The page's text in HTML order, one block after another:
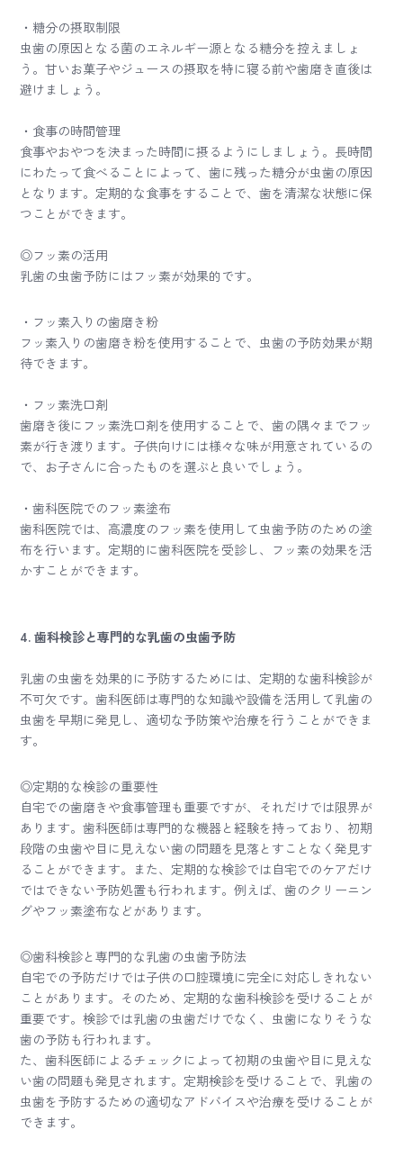
・糖分の摂取制限
虫歯の原因となる菌のエネルギー源となる糖分を控えましょ
う。甘いお菓子やジュースの摂取を特に寝る前や歯磨き直後は
避けましょう。
・食事の時間管理
食事やおやつを決まった時間に摂るようにしましょう。長時間
にわたって食べることによって、歯に残った糖分が虫歯の原因
となります。定期的な食事をすることで、歯を清潔な状態に保
つことができます。
◎フッ素の活用
乳歯の虫歯予防にはフッ素が効果的です。
・フッ素入りの歯磨き粉
フッ素入りの歯磨き粉を使用することで、虫歯の予防効果が期
待できます。
・フッ素洗口剤
歯磨き後にフッ素洗口剤を使用することで、歯の隅々までフッ
素が行き渡ります。子供向けには様々な味が用意されているの
で、お子さんに合ったものを選ぶと良いでしょう。
・歯科医院でのフッ素塗布
歯科医院では、高濃度のフッ素を使用して虫歯予防のための塗
布を行います。定期的に歯科医院を受診し、フッ素の効果を活
かすことができます。
4. 歯科検診と専門的な乳歯の虫歯予防
乳歯の虫歯を効果的に予防するためには、定期的な歯科検診が
不可欠です。歯科医師は専門的な知識や設備を活用して乳歯の
虫歯を早期に発見し、適切な予防策や治療を行うことができま
す。
◎定期的な検診の重要性
自宅での歯磨きや食事管理も重要ですが、それだけでは限界が
あります。歯科医師は専門的な機器と経験を持っており、初期
段階の虫歯や目に見えない歯の問題を見落とすことなく発見す
ることができます。また、定期的な検診では自宅でのケアだけ
ではできない予防処置も行われます。例えば、歯のクリーニン
グやフッ素塗布などがあります。
◎歯科検診と専門的な乳歯の虫歯予防法
自宅での予防だけでは子供の口腔環境に完全に対応しきれない
ことがあります。そのため、定期的な歯科検診を受けることが
重要です。検診では乳歯の虫歯だけでなく、虫歯になりそうな
歯の予防も行われます。
た、歯科医師によるチェックによって初期の虫歯や目に見えな
い歯の問題も発見されます。定期検診を受けることで、乳歯の
虫歯を予防するための適切なアドバイスや治療を受けることが
できます。